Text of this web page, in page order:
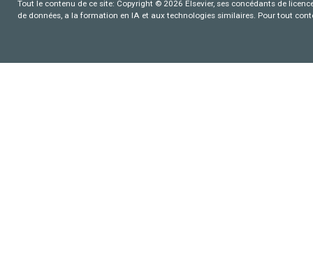
Tout le contenu de ce site: Copyright © 2026 Elsevier, ses concédants de
de données, a la formation en IA et aux technologies similaires. Pour tout